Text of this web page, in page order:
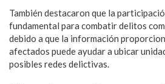
También destacaron que la
fundamental para combatir delitos
debido a que la información
afectados puede ayudar a ubicar
posibles redes delictivas.